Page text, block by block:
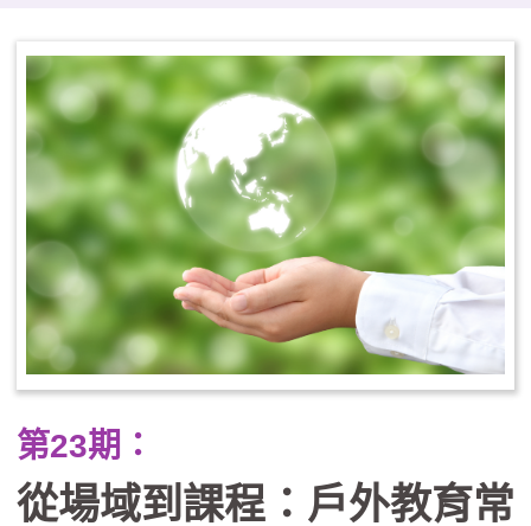
域、行動、反思」，引導學生經歷
「把地方當教材」、「把地方當關
係」到「為地方採取行動」的三段
思維轉折。 透過四季課程
——秋季山野淬鍊、冬季走讀踏
查、春季服務旅行與夏季公民參
與，我們帶領孩子從山林守護、產
倡議。在行政團隊轉化為「課程鷹
架」的支持下，戶外教育不再只是
第23期：
從場域到課程：戶外教育常